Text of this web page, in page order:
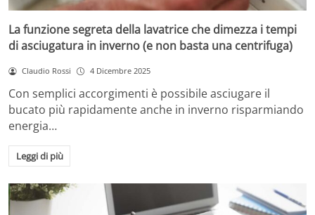
La funzione segreta della lavatrice che dimezza i tempi
di asciugatura in inverno (e non basta una centrifuga)
Claudio Rossi 4 Dicembre 2025
Con semplici accorgimenti è possibile asciugare il
bucato più rapidamente anche in inverno risparmiando
energia…
Leggi di più